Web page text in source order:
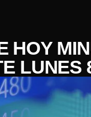
HOY
LUNES